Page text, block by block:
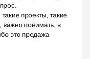
проекты, такие
важно понимать, в
это продажа